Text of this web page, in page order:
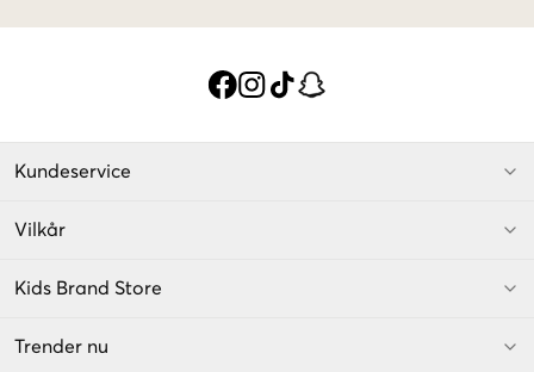
Kundeservice
Vilkår
Kids Brand Store
Trender nu